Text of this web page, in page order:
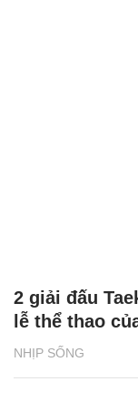
NHỊP SỐNG
2 giải đấu
lễ thể thao